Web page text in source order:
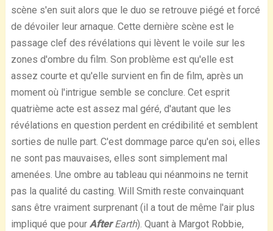
scène s'en suit alors que le duo se retrouve piégé et forcé
de dévoiler leur arnaque. Cette dernière scène est le
passage clef des révélations qui lèvent le voile sur les
zones d'ombre du film. Son problème est qu'elle est
assez courte et qu'elle survient en fin de film, après un
moment où l'intrigue semble se conclure. Cet esprit
quatrième acte est assez mal géré, d'autant que les
révélations en question perdent en crédibilité et semblent
sorties de nulle part. C'est dommage parce qu'en soi, elles
ne sont pas mauvaises, elles sont simplement mal
amenées. Une ombre au tableau qui néanmoins ne ternit
pas la qualité du casting. Will Smith reste convainquant
sans être vraiment surprenant (il a tout de même l'air plus
impliqué que pour AfterEarth). Quant à Margot Robbie,